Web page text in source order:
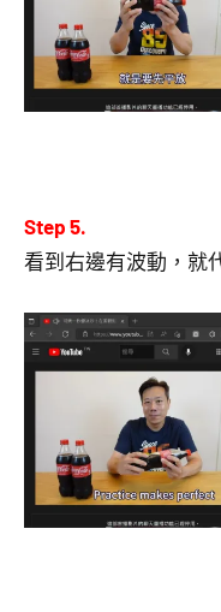
Step 5.
看到右邊有波動，就